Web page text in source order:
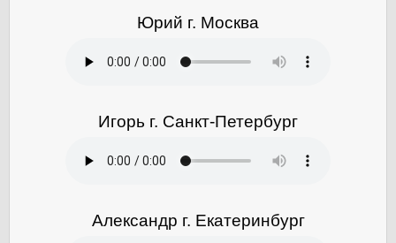
Юрий г. Москва
Игорь г. Санкт-Петербург
Александр г. Екатеринбург